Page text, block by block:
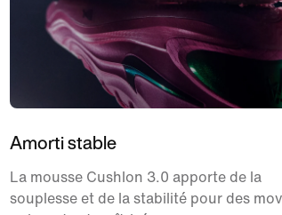
Amorti stable
La mousse Cushlon 3.0 apporte de la
souplesse et de la stabilité pour des